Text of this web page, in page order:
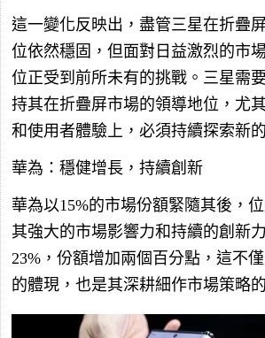
這一變化反映出，盡管三星在折疊
位依然穩固，但面對日益激烈的市
位正受到前所未有的挑戰。三星需
持其在折疊屏市場的領導地位，尤
和使用者體驗上，必須持續探索新
華為：穩健增長，持續創新
華為以15%的市場份額緊隨其後，
其強大的市場影響力和持續的創新
23%，份額增加兩個百分點，這不
的體現，也是其深耕細作市場策略